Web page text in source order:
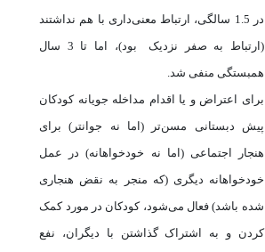
در 1.5 سالگی، ارتباط معنی‌داری با هم نداشتند
(ارتباط به صفر نزدیک
بود)، اما تا 3 سال
همبستگی منفی شد.
برای اعتراض و یا اقدام مداخله جویانه کودکان
پیش دبستانی مسن‌تر (اما نه جوانتر) برای
هنجار اجتماعی (اما نه خودخواهانه) در عمل
خودخواهانه دیگری (که منجر به نقض هنجاری
شده باشد) فعال می‌شود، کودکان در مورد کمک
کردن و به اشتراک گذاشتن با دیگران، نفع